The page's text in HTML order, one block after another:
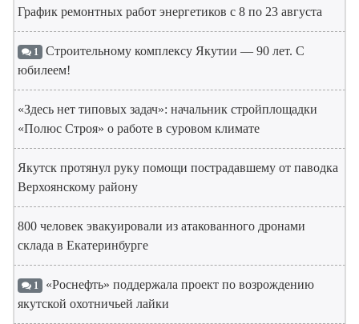
График ремонтных работ энергетиков с 8 по 23 августа
1 Строительному комплексу Якутии — 90 лет. С
юбилеем!
«Здесь нет типовых задач»: начальник стройплощадки
«Полюс Строя» о работе в суровом климате
Якутск протянул руку помощи пострадавшему от паводка
Верхоянскому району
800 человек эвакуировали из атакованного дронами
склада в Екатеринбурге
1 «Роснефть» поддержала проект по возрождению
якутской охотничьей лайки